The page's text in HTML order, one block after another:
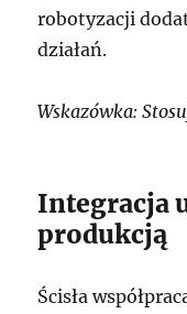
robotyzacji
działań.
Wskazówka:
Integracja
produkcją
Ścisła